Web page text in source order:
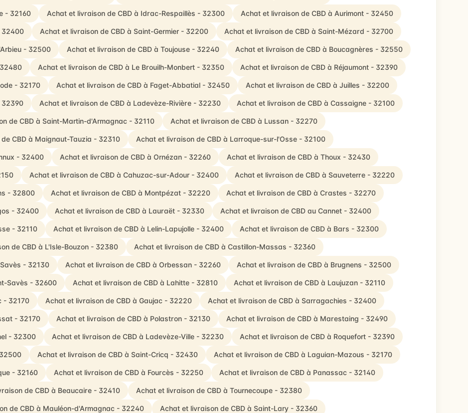
- 32160 Achat et livraison de CBD à Idrac-Respaillès - 32300 Achat et livraison de CBD à Aurimont - 32450
32400 Achat et livraison de CBD à Saint-Germier - 32200 Achat et livraison de CBD à Saint-Mézard - 32700
- 32500 Achat et livraison de CBD à Toujouse - 32240 Achat et livraison de CBD à Boucagnères - 32550
Achat et livraison de CBD à Le Brouilh-Monbert - 32350 Achat et livraison de CBD à Réjaumont - 32390
- 32170 Achat et livraison de CBD à Faget-Abbatial - 32450 Achat et livraison de CBD à Juilles - 32200
32390 Achat et livraison de CBD à Ladevèze-Rivière - 32230 Achat et livraison de CBD à Cassaigne - 32100
de CBD à Saint-Martin-d'Armagnac - 32110 Achat et livraison de CBD à Lussan - 32270
CBD à Maignaut-Tauzia - 32310 Achat et livraison de CBD à Larroque-sur-l'Osse - 32100
- 32400 Achat et livraison de CBD à Ornézan - 32260 Achat et livraison de CBD à Thoux - 32430
Achat et livraison de CBD à Cahuzac-sur-Adour - 32400 Achat et livraison de CBD à Sauveterre - 32220
- 32800 Achat et livraison de CBD à Montpézat - 32220 Achat et livraison de CBD à Crastes - 32270
- 32400 Achat et livraison de CBD à Lauraët - 32330 Achat et livraison de CBD au Cannet - 32400
- 32110 Achat et livraison de CBD à Lelin-Lapujolle - 32400 Achat et livraison de CBD à Bars - 32300
de CBD à L'Isle-Bouzon - 32380 Achat et livraison de CBD à Castillon-Massas - 32360
- 32130 Achat et livraison de CBD à Orbessan - 32260 Achat et livraison de CBD à Brugnens - 32500
Savès - 32600 Achat et livraison de CBD à Lahitte - 32810 Achat et livraison de CBD à Laujuzan - 32110
- 32170 Achat et livraison de CBD à Gaujac - 32220 Achat et livraison de CBD à Sarragachies - 32400
- 32170 Achat et livraison de CBD à Polastron - 32130 Achat et livraison de CBD à Marestaing - 32490
- 32300 Achat et livraison de CBD à Ladevèze-Ville - 32230 Achat et livraison de CBD à Roquefort - 32390
Achat et livraison de CBD à Saint-Cricq - 32430 Achat et livraison de CBD à Laguian-Mazous - 32170
- 32160 Achat et livraison de CBD à Fourcès - 32250 Achat et livraison de CBD à Panassac - 32140
de CBD à Beaucaire - 32410 Achat et livraison de CBD à Tournecoupe - 32380
de CBD à Mauléon-d'Armagnac - 32240 Achat et livraison de CBD à Saint-Lary - 32360